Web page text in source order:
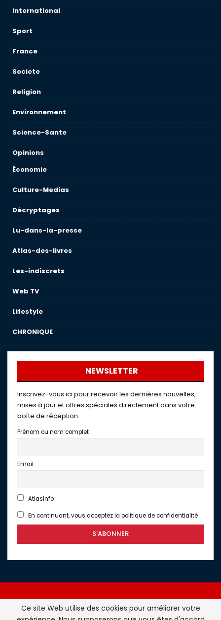
International
Sport
France
Societe
Religion
Environnement
Science-Sante
Opinions
Économie
Culture-Medias
Décryptages
Lu-dans-la-presse
Atlas-des-livres
Les-indiscrets
Web TV
Lifestyle
CHRONIQUE
NEWSLETTER
Inscrivez-vous ici pour recevoir les dernières nouvelles,
mises à jour et offres spéciales directement dans votre
boîte de réception.
Prénom ou nom complet
Email
AtlasInfo
En continuant, vous acceptez la politique de confidentialité
Ce site Web utilise des cookies pour améliorer votre